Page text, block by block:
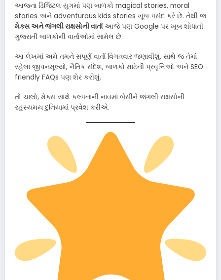
આજના ડિજિટલ યુગમાં પણ બાળકો magical stories, moral
stories અને adventurous kids stories ખૂબ પસંદ કરે છે. તેથી જ
મેક્સ અને જંગલી રાક્ષસોની વાર્તાઆજે પણ Google પર ખૂબ શોધાતી
ગુજરાતી બાળકોની વાર્તાઓમાં સામેલ છે.
આ લેખમાં અમે તમને સંપૂર્ણ વાર્તા વિગતવાર જણાવીશું, સાથે જ તેમાં
રહેલા જીવનમૂલ્યો, નૈતિક સંદેશ, બાળકો માટેની પ્રવૃત્તિઓ અને SEO
friendly FAQs પણ શેર કરીશું.
તો ચાલો, મેક્સ સાથે કલ્પનાની નાવમાં બેસીને જંગલી રાક્ષસોની
રહસ્યમય દુનિયામાં પ્રવેશ કરીએ.